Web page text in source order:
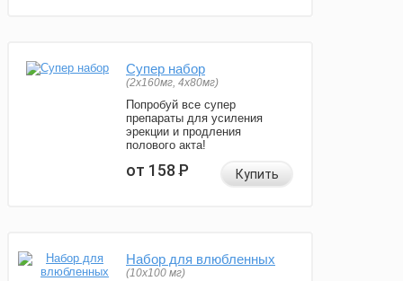
Супер набор
(2х160мг, 4х80мг)
Попробуй все супер
препараты для усиления
эрекции и продления
полового акта!
от 158Р Купить
Набор для влюбленных
(10х100 мг)